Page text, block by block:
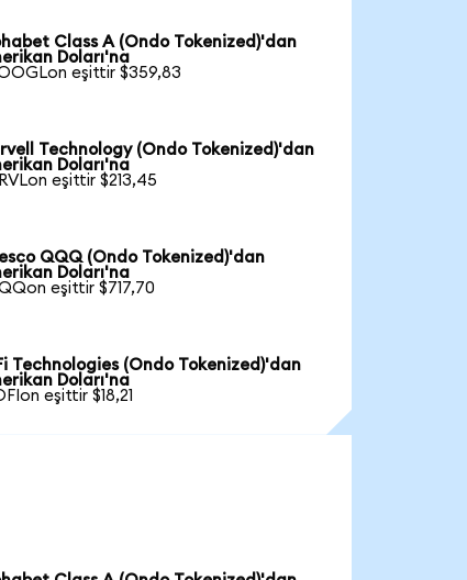
Class A (Ondo Tokenized)'dan
Doları'na
eşittir $359,83
Technology (Ondo Tokenized)'dan
Doları'na
eşittir $213,45
QQQ (Ondo Tokenized)'dan
Doları'na
eşittir $717,70
Technologies (Ondo Tokenized)'dan
Doları'na
eşittir $18,21